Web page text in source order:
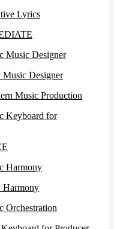
Lyrics
Music Designer
Designer
Music Production
Keyboard for
Harmony
Orchestration